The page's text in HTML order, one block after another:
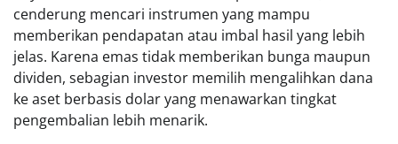
cenderung mencari instrumen yang mampu
memberikan pendapatan atau imbal hasil yang lebih
jelas. Karena emas tidak memberikan bunga maupun
dividen, sebagian investor memilih mengalihkan dana
ke aset berbasis dolar yang menawarkan tingkat
pengembalian lebih menarik.